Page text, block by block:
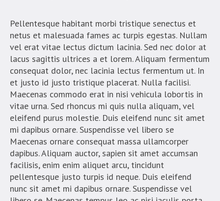
Pellentesque habitant morbi tristique senectus et
netus et malesuada fames ac turpis egestas. Nullam
vel erat vitae lectus dictum lacinia. Sed nec dolor at
lacus sagittis ultrices a et lorem. Aliquam fermentum
consequat dolor, nec lacinia lectus fermentum ut. In
et justo id justo tristique placerat. Nulla facilisi.
Maecenas commodo erat in nisi vehicula lobortis in
vitae urna. Sed rhoncus mi quis nulla aliquam, vel
eleifend purus molestie. Duis eleifend nunc sit amet
mi dapibus ornare. Suspendisse vel libero se
Maecenas ornare consequat massa ullamcorper
dapibus. Aliquam auctor, sapien sit amet accumsan
facilisis, enim enim aliquet arcu, tincidunt
pellentesque justo turpis id neque. Duis eleifend
nunc sit amet mi dapibus ornare. Suspendisse vel